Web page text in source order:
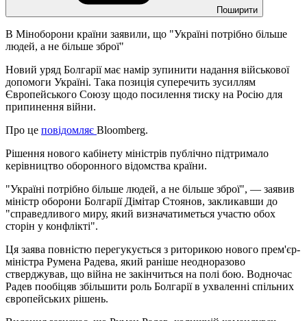
Поширити
В Міноборони країни заявили, що "Україні потрібно більше
людей, а не більше зброї"
Новий уряд Болгарії має намір зупинити надання військової
допомоги Україні. Така позиція суперечить зусиллям
Європейського Союзу щодо посилення тиску на Росію для
припинення війни.
Про це повідомляє Bloomberg.
Рішення нового кабінету міністрів публічно підтримало
керівництво оборонного відомства країни.
"Україні потрібно більше людей, а не більше зброї", — заявив
міністр оборони Болгарії Дімітар Стоянов, закликавши до
"справедливого миру, який визначатиметься участю обох
сторін у конфлікті".
Ця заява повністю перегукується з риторикою нового прем'єр-
міністра Румена Радева, який раніше неодноразово
стверджував, що війна не закінчиться на полі бою. Водночас
Радев пообіцяв збільшити роль Болгарії в ухваленні спільних
європейських рішень.